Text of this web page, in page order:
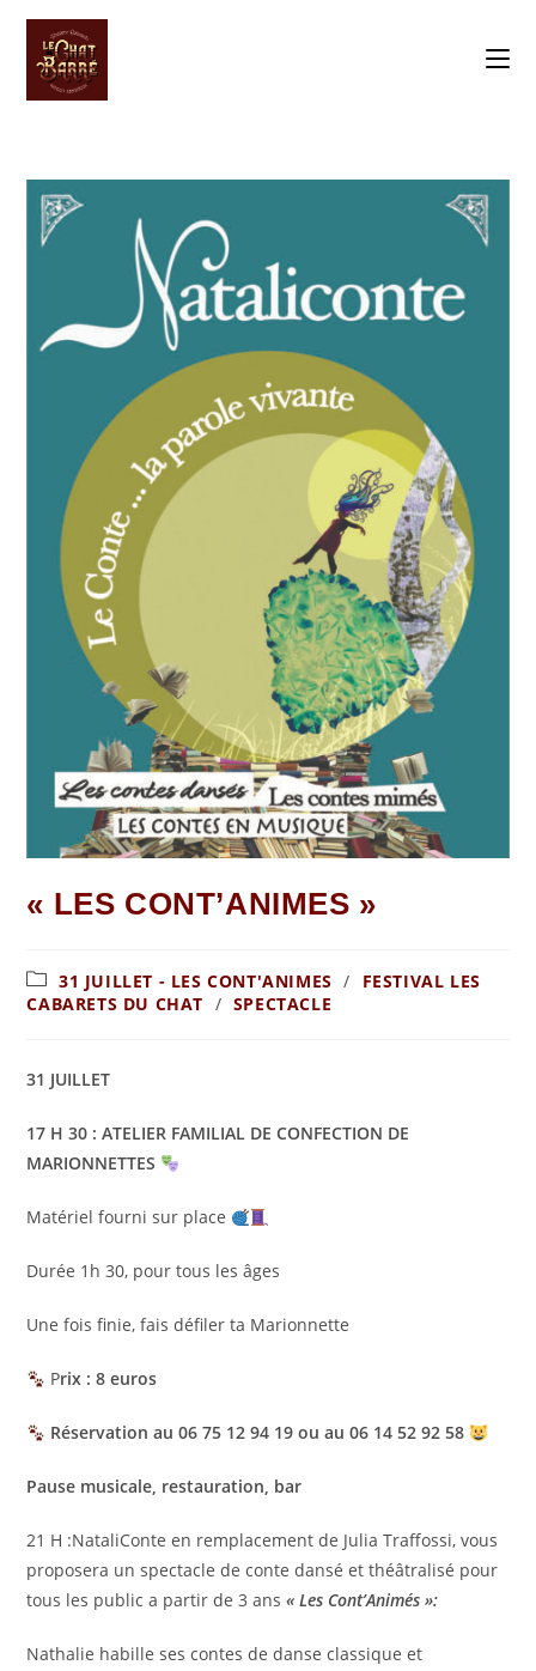
« LES CONT’ANIMES »
31 JUILLET - LES CONT'ANIMES /
FESTIVAL LES
CABARETS DU CHAT / SPECTACLE
31 JUILLET
17 H 30 : ATELIER FAMILIAL DE CONFECTION DE
MARIONNETTES
Matériel fourni sur place
Durée 1h 30, pour tous les âges
Une fois finie, fais défiler ta Marionnette
Prix : 8 euros
Réservation au 06 75 12 94 19 ou au 06 14 52 92 58
Pause musicale, restauration, bar
21 H :NataliConte en remplacement de Julia Traffossi, vous
proposera un spectacle de conte dansé et théâtralisé pour
tous les public a partir de 3 ans « Les Cont’Animés »:
Nathalie habille ses contes de danse classique et